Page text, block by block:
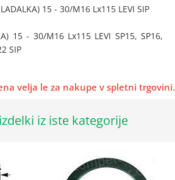
15 - 30/M16 Lx115 LEVI SIP
15 - 30/M16 Lx115 LEVI SP15, SP16,
SIP
velja le za nakupe v spletni trgovini.
iz iste kategorije